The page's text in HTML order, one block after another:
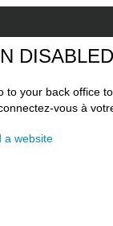
DISABLED
to your back office
vous à
a website